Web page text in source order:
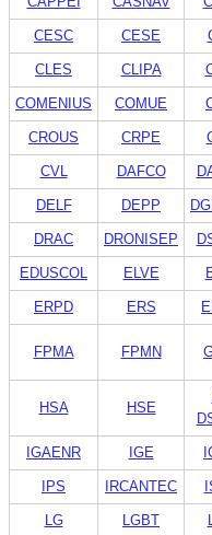
CESC CESE
CLES CLIPA
COMENIUS COMUE
CROUS CRPE
CVL DAFCO
DELF DEPP
DRAC DRONISEP
EDUSCOL ELVE
ERPD ERS
FPMA FPMN
HSA HSE
IGAENR IGE
IPS IRCANTEC
LG LGBT